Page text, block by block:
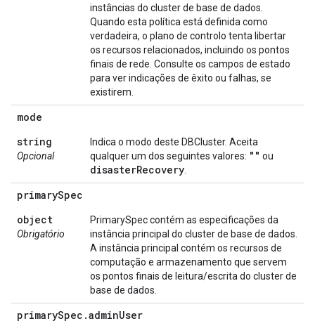
instâncias do cluster de base de dados.
Quando esta política está definida como
verdadeira, o plano de controlo tenta libertar
os recursos relacionados, incluindo os pontos
finais de rede. Consulte os campos de estado
para ver indicações de êxito ou falhas, se
existirem.
mode
string
Opcional
Indica o modo deste DBCluster. Aceita
qualquer um dos seguintes valores: "" ou
disasterRecovery
primarySpec
object
Obrigatório
PrimarySpec contém as especificações da
instância principal do cluster de base de dados.
A instância principal contém os recursos de
computação e armazenamento que servem
os pontos finais de leitura/escrita do cluster de
base de dados.
primarySpec .adminUser